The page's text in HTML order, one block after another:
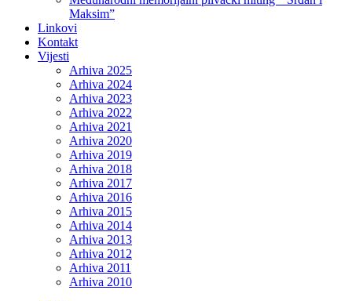
Maksim”
Linkovi
Kontakt
Vijesti
Arhiva 2025
Arhiva 2024
Arhiva 2023
Arhiva 2022
Arhiva 2021
Arhiva 2020
Arhiva 2019
Arhiva 2018
Arhiva 2017
Arhiva 2016
Arhiva 2015
Arhiva 2014
Arhiva 2013
Arhiva 2012
Arhiva 2011
Arhiva 2010